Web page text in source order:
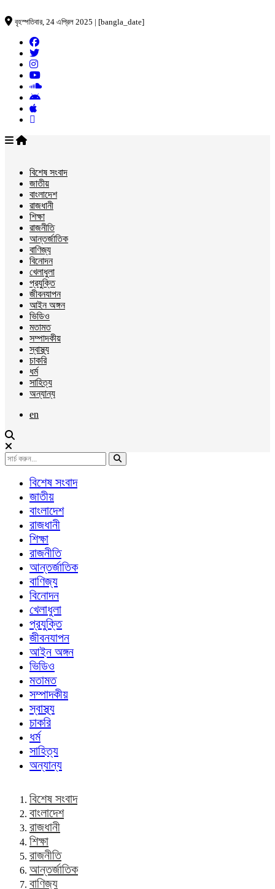
বৃহস্পতিবার, 24 এপ্রিল 2025 | [bangla_date]
বিশেষ সংবাদ
জাতীয়
বাংলাদেশ
রাজধানী
শিক্ষা
রাজনীতি
আন্তর্জাতিক
বাণিজ্য
বিনোদন
খেলাধুলা
প্রযুক্তি
জীবনযাপন
আইন অঙ্গন
ভিডিও
মতামত
সম্পাদকীয়
স্বাস্থ্য
চাকরি
ধর্ম
সাহিত্য
অন্যান্য
en
বিশেষ সংবাদ
জাতীয়
বাংলাদেশ
রাজধানী
শিক্ষা
রাজনীতি
আন্তর্জাতিক
বাণিজ্য
বিনোদন
খেলাধুলা
প্রযুক্তি
জীবনযাপন
আইন অঙ্গন
ভিডিও
মতামত
সম্পাদকীয়
স্বাস্থ্য
চাকরি
ধর্ম
সাহিত্য
অন্যান্য
বিশেষ সংবাদ
বাংলাদেশ
রাজধানী
শিক্ষা
রাজনীতি
আন্তর্জাতিক
বাণিজ্য